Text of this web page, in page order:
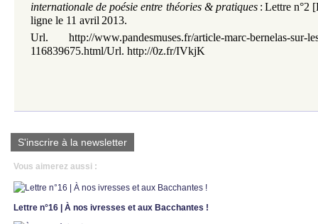
internationale de poésie entre théories & pratiques : Lettre n°2
ligne le 11 avril 2013.
Url. http://www.pandesmuses.fr/article-marc-bernelas-sur-
116839675.html/Url. http://0z.fr/IVkjK
S'inscrire à la newsletter
Vous aimerez aussi :
Lettre n°16 | À nos ivresses et aux Bacchantes !